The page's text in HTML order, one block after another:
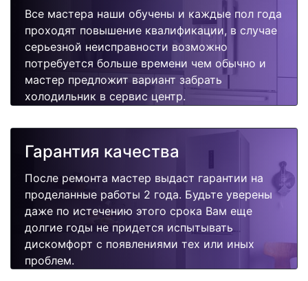
Все мастера наши обучены и каждые пол года
проходят повышение квалификации, в случае
серьезной неисправности возможно
потребуется больше времени чем обычно и
мастер предложит вариант забрать
холодильник в сервис центр.
Гарантия качества
После ремонта мастер выдаст гарантии на
проделанные работы 2 года. Будьте уверены
даже по истечению этого срока Вам еще
долгие годы не придется испытывать
дискомфорт с появлениями тех или иных
проблем.